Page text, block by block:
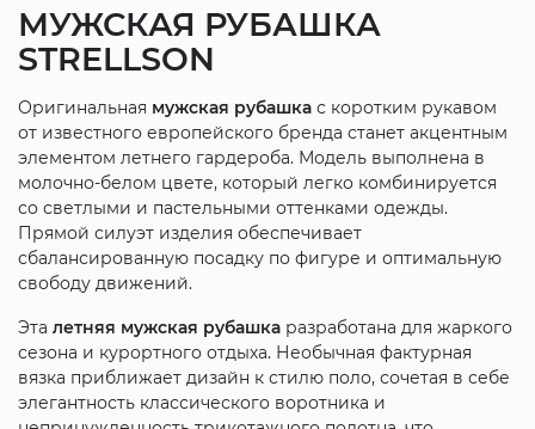
МУЖСКАЯ РУБАШКА
STRELLSON
Оригинальная мужская рубашкас коротким рукавом
от известного европейского бренда станет акцентным
элементом летнего гардероба. Модель выполнена в
молочно-белом цвете, который легко комбинируется
со светлыми и пастельными оттенками одежды.
Прямой силуэт изделия обеспечивает
сбалансированную посадку по фигуре и оптимальную
свободу движений.
Эта летняя мужская рубашкаразработана для жаркого
сезона и курортного отдыха. Необычная фактурная
вязка приближает дизайн к стилю поло, сочетая в себе
элегантность классического воротника и